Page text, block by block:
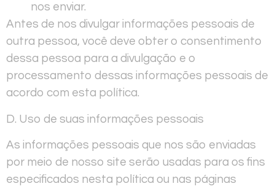
nos enviar.
Antes de nos divulgar informações pessoais de
outra pessoa, você deve obter o consentimento
dessa pessoa para a divulgação e o
processamento dessas informações pessoais de
acordo com esta política.
D. Uso de suas informações pessoais
As informações pessoais que nos são enviadas
por meio de nosso site serão usadas para os fins
especificados nesta política ou nas páginas